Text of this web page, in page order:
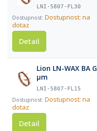
LNI-5807-FL30
Dostupnost: na
dotaz
Detail
Lion LN-WAX BA
µm
LNI-5807-FL15
Dostupnost: na
dotaz
Detail